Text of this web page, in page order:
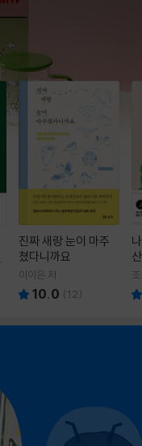
진짜 새랑 눈이 마주
쳤다니까요
이이은 저
10.0 (12)